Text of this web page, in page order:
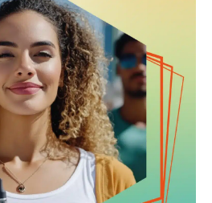
de las
boletín diario y